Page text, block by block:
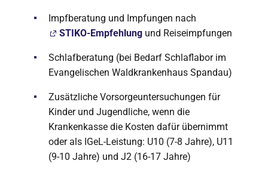
Impfberatung und Impfungen nach
STIKO-Empfehlung und Reiseimpfungen
Schlafberatung (bei Bedarf Schlaflabor im
Evangelischen Waldkrankenhaus Spandau)
Zusätzliche Vorsorgeuntersuchungen für
Kinder und Jugendliche, wenn die
Krankenkasse die Kosten dafür übernimmt
oder als IGeL-Leistung: U10 (7-8 Jahre), U11
(9-10 Jahre) und J2 (16-17 Jahre)